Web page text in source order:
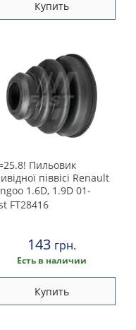
Купить
Пильовик
піввісі Renault
1.6D, 1.9D 01-
FT28416
143 грн.
Есть в наличии
Купить